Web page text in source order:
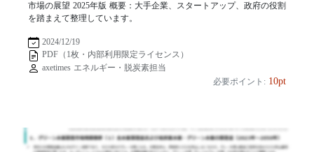
市場の展望 2025年版 概要：大手企業、スタートアップ、政府の役割
を踏まえて整理しています。
2024/12/19
PDF（1枚・内部利用限定ライセンス）
axetimes エネルギー・脱炭素担当
必要ポイント: 10pt